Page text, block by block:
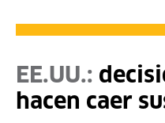
EE.UU.:
hacen caer